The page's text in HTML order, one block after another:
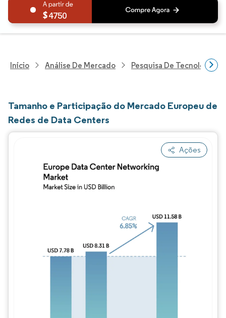
4750
Início Análise De Mercado Pesquisa De Tecnologia,
Tamanho e Participação do Mercado Europeu de
Redes de Data Centers
Ações